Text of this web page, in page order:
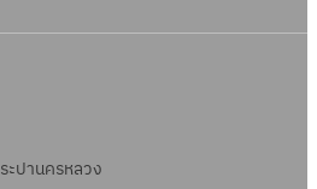
ะปานครหลวง